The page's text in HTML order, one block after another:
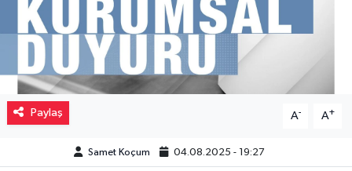
Paylaş A- A+
Samet Koçum 04.08.2025 - 19:27
Sağlık
Sinemalar
Siyaset